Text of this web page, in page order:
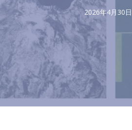
2026年4月30日